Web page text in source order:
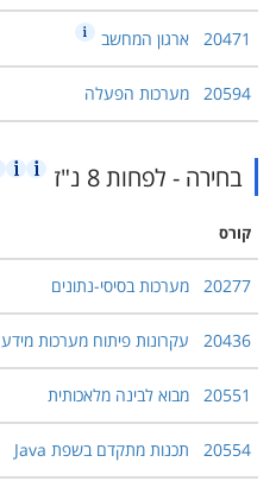
20471 ארגון המחשב
20594 מערכות הפעלה
בחירה - לפחות 8 נ"ז
קורס
20277 מערכות בסיסי-נתונים
20436 עקרונות פיתוח מערכות מידע
20551 מבוא לבינה מלאכותית
20554 תכנות מתקדם בשפת Java